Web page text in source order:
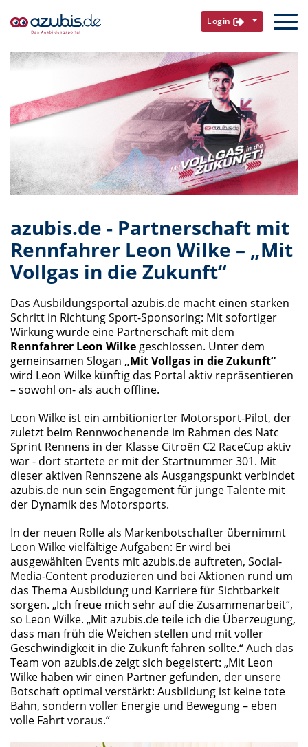
Login
azubis.de - Partnerschaft mit
Rennfahrer Leon Wilke – „Mit
Vollgas in die Zukunft“
Das Ausbildungsportal azubis.de macht einen starken
Schritt in Richtung Sport-Sponsoring: Mit sofortiger
Wirkung wurde eine Partnerschaft mit dem
Rennfahrer Leon Wilke geschlossen. Unter dem
gemeinsamen Slogan „Mit Vollgas in die Zukunft“
wird Leon Wilke künftig das Portal aktiv repräsentieren
– sowohl on- als auch offline.
Leon Wilke ist ein ambitionierter Motorsport-Pilot, der
zuletzt beim Rennwochenende im Rahmen des Natc
Sprint Rennens in der Klasse Citroën C2 RaceCup aktiv
war - dort startete er mit der Startnummer 301. Mit
dieser aktiven Rennszene als Ausgangspunkt verbindet
azubis.de nun sein Engagement für junge Talente mit
der Dynamik des Motorsports.
In der neuen Rolle als Markenbotschafter übernimmt
Leon Wilke vielfältige Aufgaben: Er wird bei
ausgewählten Events mit azubis.de auftreten, Social-
Media-Content produzieren und bei Aktionen rund um
das Thema Ausbildung und Karriere für Sichtbarkeit
sorgen. „Ich freue mich sehr auf die Zusammenarbeit“,
so Leon Wilke. „Mit azubis.de teile ich die Überzeugung,
dass man früh die Weichen stellen und mit voller
Geschwindigkeit in die Zukunft fahren sollte.“ Auch das
Team von azubis.de zeigt sich begeistert: „Mit Leon
Wilke haben wir einen Partner gefunden, der unsere
Botschaft optimal verstärkt: Ausbildung ist keine tote
Bahn, sondern voller Energie und Bewegung – eben
volle Fahrt voraus.“